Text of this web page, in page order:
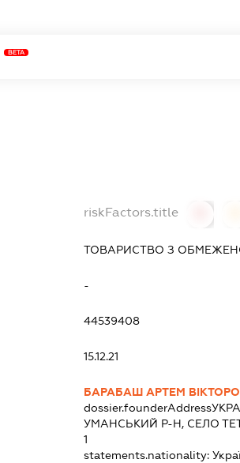
BETA
riskFactors.title
ТОВАРИСТВО З
-
44539408
15.12.21
БАРАБАШ АРТЕМ
dossier.founderAddress
УМАНСЬКИЙ Р-Н, СЕЛО
1
statements.nationality: